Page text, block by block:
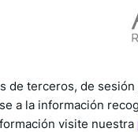
de terceros, de
a la información
visite nuestra